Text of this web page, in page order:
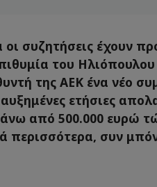
οι συζητήσεις έχουν
του Ηλιόπουλου
της ΑΕΚ ένα νέο
ετήσιες
από 500.000 ευρώ
περισσότερα, συν